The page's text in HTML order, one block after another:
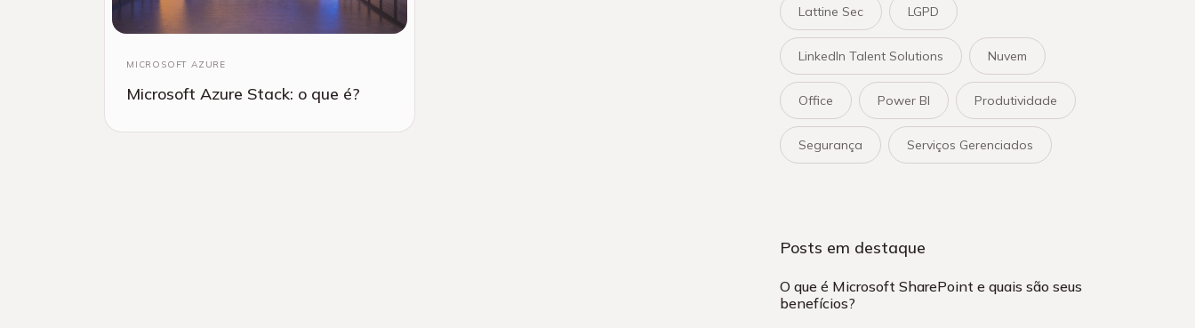
MICROSOFT AZURE
Microsoft Azure Stack: o que é?
Lattine Sec LGPD
LinkedIn Talent Solutions Nuvem
Office Power BI Produtividade
Segurança Serviços Gerenciados
Posts em destaque
O que é Microsoft SharePoint e quais são seus
benefícios?